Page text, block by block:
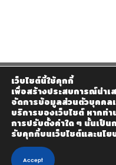
© 2020 Homemax The
เว็บไซต์นี้ใช้คุกกี้
เพื่อสร้างประสบการณ์นำ
จัดการข้อมูลส่วนตัวบุคคล
บริการของเว็บไซต์ หากท่
การปรับตั้งค่าใด ๆ นั้นเป็
รับคุกกี้บนเว็บไซต์และนโ
Accept